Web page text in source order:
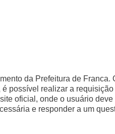
da Prefeitura de Franca.
possível realizar a
oficial, onde o usuário
e responder a um